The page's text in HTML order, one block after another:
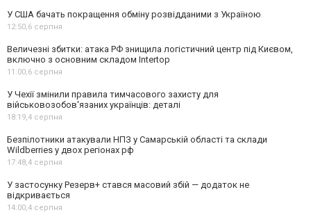
У США бачать покращення обміну розвідданими з Україною
12:50,6 серпня
Величезні збитки: атака РФ знищила логістичний центр під Києвом,
включно з основним складом Intertop
11:00,6 серпня
У Чехії змінили правила тимчасового захисту для
військовозобов'язаних українців: деталі
18:19,4 серпня
Безпілотники атакували НПЗ у Самарській області та склади
Wildberries у двох регіонах рф
17:48,4 серпня
У застосунку Резерв+ стався масовий збій — додаток не
відкривається
14:00,4 серпня